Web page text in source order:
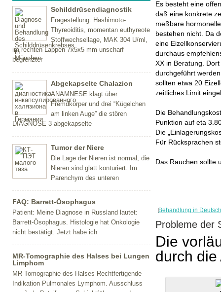
Schilddrüsendiagnostik
Fragestellung: Hashimoto-
Thyreoiditis, momentan euthyreote
Stoffwechsellage, MAK 304 U/ml,
im rechten Lappen 7x5x5 mm unscharf
begrenzter
Abgekapselte Chalazion
ANAMNESE klagt über
Fremdkörper und drei “Kügelchen
am linken Auge” die stören
DIAGNOSE 3 abgekapselte
Tumor der Niere
Die Lage der Nieren ist normal, die
Nieren sind glatt konturiert. Im
Parenchym des unteren
FAQ: Barrett-Ösophagus
Patient: Meine Diagnose in Russland lautet:
Barrett-Ösophagus. Histologie hat Onkologie
nicht bestätigt. Jetzt habe ich
MR-Tomographie des Halses bei Lungen
Limphom
MR-Tomographie des Halses Rechtfertigende
Indikation Pulmonales Lymphom. Ausschluss
Es besteht eine
daß eine konkrete
meßbare
bestehen nicht. Da
eine
durchaus
XX in Beratung.
durchgeführt
sollten etwa 20
zeitliches Limit
Die
Punktion auf eta
Die
Für Rücksprachen
Das Rauchen sollte
Behandlung in
Probleme der
Die
durch